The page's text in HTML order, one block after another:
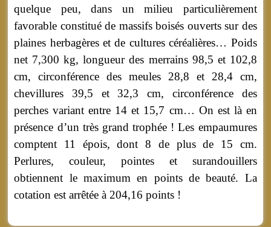
quelque peu, dans un milieu particulièrement
favorable constitué de massifs boisés ouverts sur des
plaines herbagères et de cultures céréalières… Poids
net 7,300 kg, longueur des merrains 98,5 et 102,8
cm, circonférence des meules 28,8 et 28,4 cm,
chevillures 39,5 et 32,3 cm, circonférence des
perches variant entre 14 et 15,7 cm… On est là en
présence d’un très grand trophée ! Les empaumures
comptent 11 épois, dont 8 de plus de 15 cm.
Perlures, couleur, pointes et surandouillers
obtiennent le maximum en points de beauté. La
cotation est arrêtée à 204,16 points !